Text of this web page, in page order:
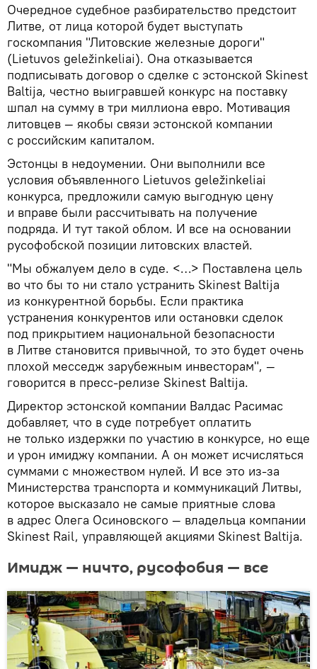
Очередное судебное разбирательство предстоит
Литве, от лица которой будет выступать
госкомпания "Литовские железные дороги"
(Lietuvos geležinkeliai). Она отказывается
подписывать договор о сделке с эстонской Skinest
Baltija, честно выигравшей конкурс на поставку
шпал на сумму в три миллиона евро. Мотивация
литовцев — якобы связи эстонской компании
с российским капиталом.
Эстонцы в недоумении. Они выполнили все
условия объявленного Lietuvos geležinkeliai
конкурса, предложили самую выгодную цену
и вправе были рассчитывать на получение
подряда. И тут такой облом. И все на основании
русофобской позиции литовских властей.
"Мы обжалуем дело в суде. <…> Поставлена цель
во что бы то ни стало устранить Skinest Baltija
из конкурентной борьбы. Если практика
устранения конкурентов или остановки сделок
под прикрытием национальной безопасности
в Литве становится привычной, то это будет очень
плохой месседж зарубежным инвесторам", —
говорится в пресс-релизе Skinest Baltija.
Директор эстонской компании Валдас Расимас
добавляет, что в суде потребует оплатить
не только издержки по участию в конкурсе, но еще
и урон имиджу компании. А он может исчисляться
суммами с множеством нулей. И все это из-за
Министерства транспорта и коммуникаций Литвы,
которое высказало не самые приятные слова
в адрес Олега Осиновского — владельца компании
Skinest Rail, управляющей акциями Skinest Baltija.
Имидж — ничто, русофобия — все